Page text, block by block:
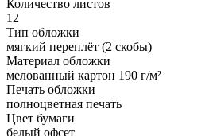
Количество листов
12
Тип обложки
мягкий переплёт (2 скобы)
Материал обложки
мелованный картон 190 г/м²
Печать обложки
полноцветная печать
Цвет бумаги
белый офсет